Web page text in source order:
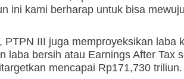
ini kami berharap untuk bisa
PTPN III juga memproyeksikan laba
laba bersih atau Earnings After Tax
mencapai Rp171,730 triliun.